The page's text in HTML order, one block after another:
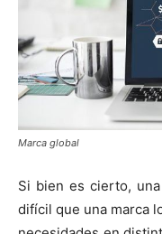
Marca global
Si bien es cierto,
difícil que una marca